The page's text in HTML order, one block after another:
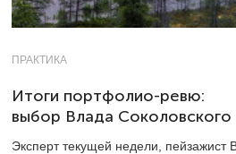
ПРАКТИКА
Итоги портфолио-ревю:
выбор Влада Соколовского
Эксперт текущей недели, пейзажист